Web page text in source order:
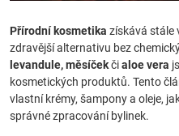
Přírodní kosmetika získává stále
zdravější alternativu bez
levandule, měsíčekčialoe vera
kosmetických produktů. Tento
vlastní krémy, šampony a oleje,
správné zpracování bylinek.